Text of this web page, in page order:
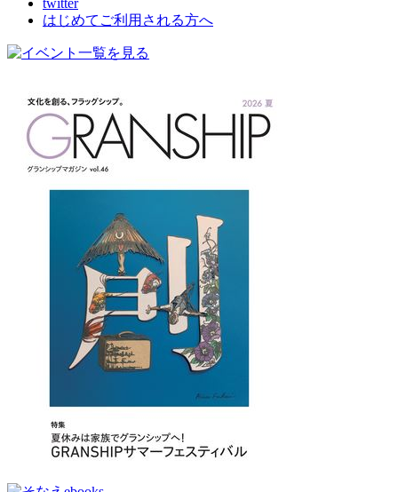
twitter
はじめてご利用される方へ